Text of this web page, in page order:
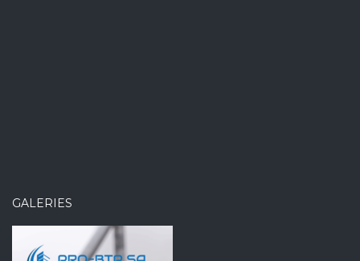
GALERIES